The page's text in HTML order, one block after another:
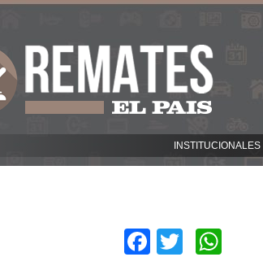
INSTITUCIONALES
Facebook
Twitter